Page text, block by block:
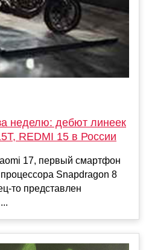
неделю: дебют линеек
REDMI 15 в России
17, первый смартфон
Snapdragon 8
то представлен